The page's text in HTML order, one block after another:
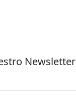
Newsletter